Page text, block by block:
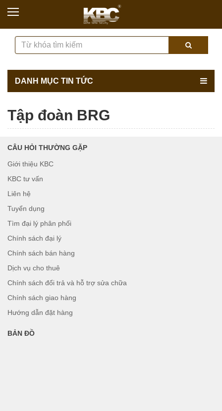
DANH MỤC TIN TỨC
Tập đoàn BRG
CÂU HỎI THƯỜNG GẶP
Giới thiệu KBC
KBC tư vấn
Liên hệ
Tuyển dụng
Tìm đại lý phân phối
Chính sách đại lý
Chính sách bán hàng
Dịch vụ cho thuê
Chính sách đổi trả và hỗ trợ sửa chữa
Chính sách giao hàng
Hướng dẫn đặt hàng
BẢN ĐỒ